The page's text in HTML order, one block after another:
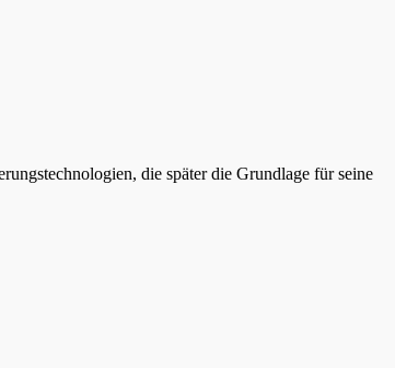
die später die Grundlage für seine